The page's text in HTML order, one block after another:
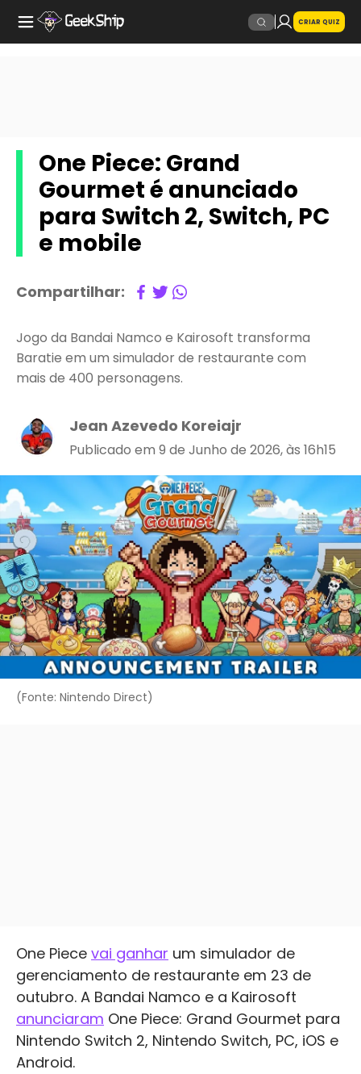
CRIAR QUIZ
One Piece: Grand
Gourmet é anunciado
para Switch 2, Switch, PC
e mobile
Compartilhar:
Jogo da Bandai Namco e Kairosoft transforma
Baratie em um simulador de restaurante com
mais de 400 personagens.
Jean Azevedo Koreiajr
Publicado em 9 de Junho de 2026, às 16h15
(Fonte: Nintendo Direct)
One Piece vai ganhar um simulador de
gerenciamento de restaurante em 23 de
outubro. A Bandai Namco e a Kairosoft
anunciaram One Piece: Grand Gourmet para
Nintendo Switch 2, Nintendo Switch, PC, iOS e
Android.